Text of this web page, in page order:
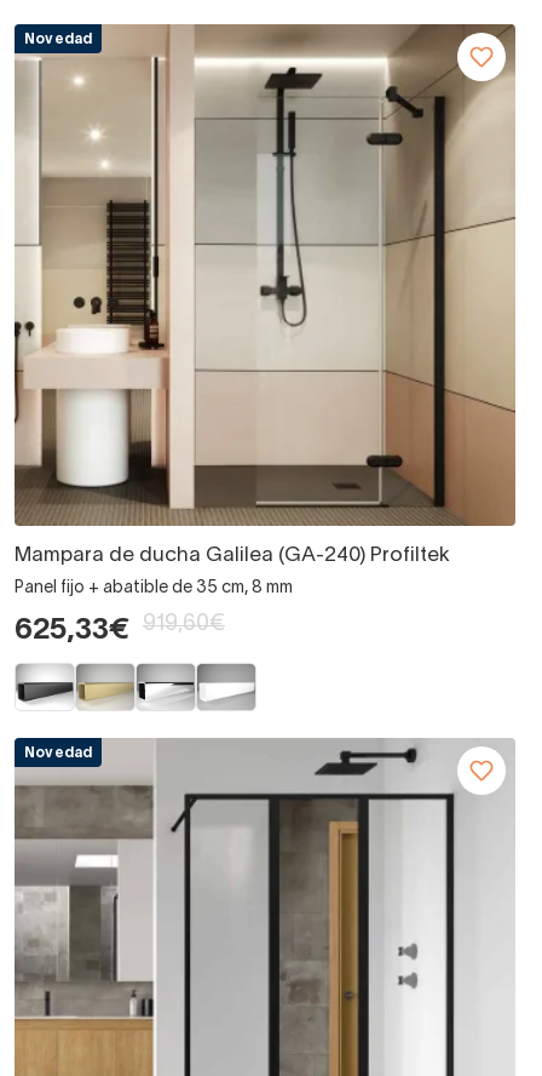
Novedad
Mampara de ducha Galilea (GA-240) Profiltek
Panel fijo + abatible de 35 cm, 8 mm
625,33€ 919,60€
Novedad